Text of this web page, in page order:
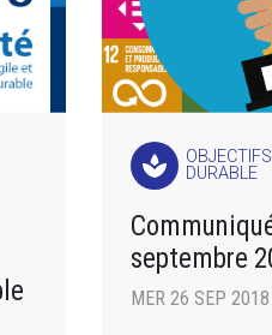
spa
DURABLE
septembre
MER 26 SEP 2018